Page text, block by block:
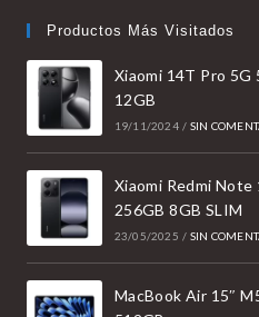
Productos Más Visitados
Xiaomi 14T Pro 5G
12GB
19/11/2024 / SIN
Xiaomi Redmi Note
256GB 8GB SLIM
23/05/2025 / SIN
MacBook Air 15″